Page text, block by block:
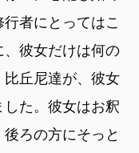
者にとってはこ
彼女だけは何の
丘尼達が、彼女
た。彼女はお釈
ろの方にそっと